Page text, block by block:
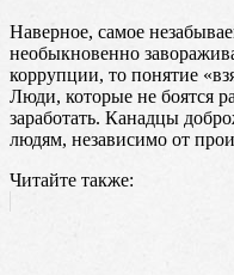
Наверное, самое
необыкновенно
коррупции, то понятие
Люди, которые не боятся
заработать. Канадцы
людям, независимо от
Читайте также: